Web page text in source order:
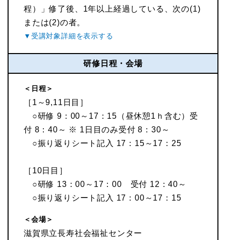
程）」修了後、1年以上経過している、次の(1)
または(2)の者。
研修日程・会場
＜日程＞
［1～9,11日目］
○研修 9：00～17：15（昼休憩1ｈ含む）受
付 8：40～ ※ 1日目のみ受付 8：30～
○振り返りシート記入 17：15～17：25
［10日目］
○研修 13：00～17：00 受付 12：40～
○振り返りシート記入 17：00～17：15
＜会場＞
滋賀県立長寿社会福祉センター